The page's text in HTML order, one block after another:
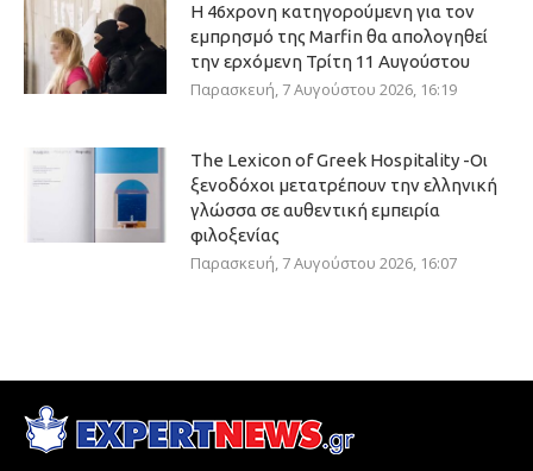
Η 46χρονη κατηγορούμενη για τον
εμπρησμό της Marfin θα απολογηθεί
την ερχόμενη Τρίτη 11 Αυγούστου
Παρασκευή, 7 Αυγούστου 2026, 16:19
The Lexicon of Greek Hospitality -Οι
ξενοδόχοι μετατρέπουν την ελληνική
γλώσσα σε αυθεντική εμπειρία
φιλοξενίας
Παρασκευή, 7 Αυγούστου 2026, 16:07